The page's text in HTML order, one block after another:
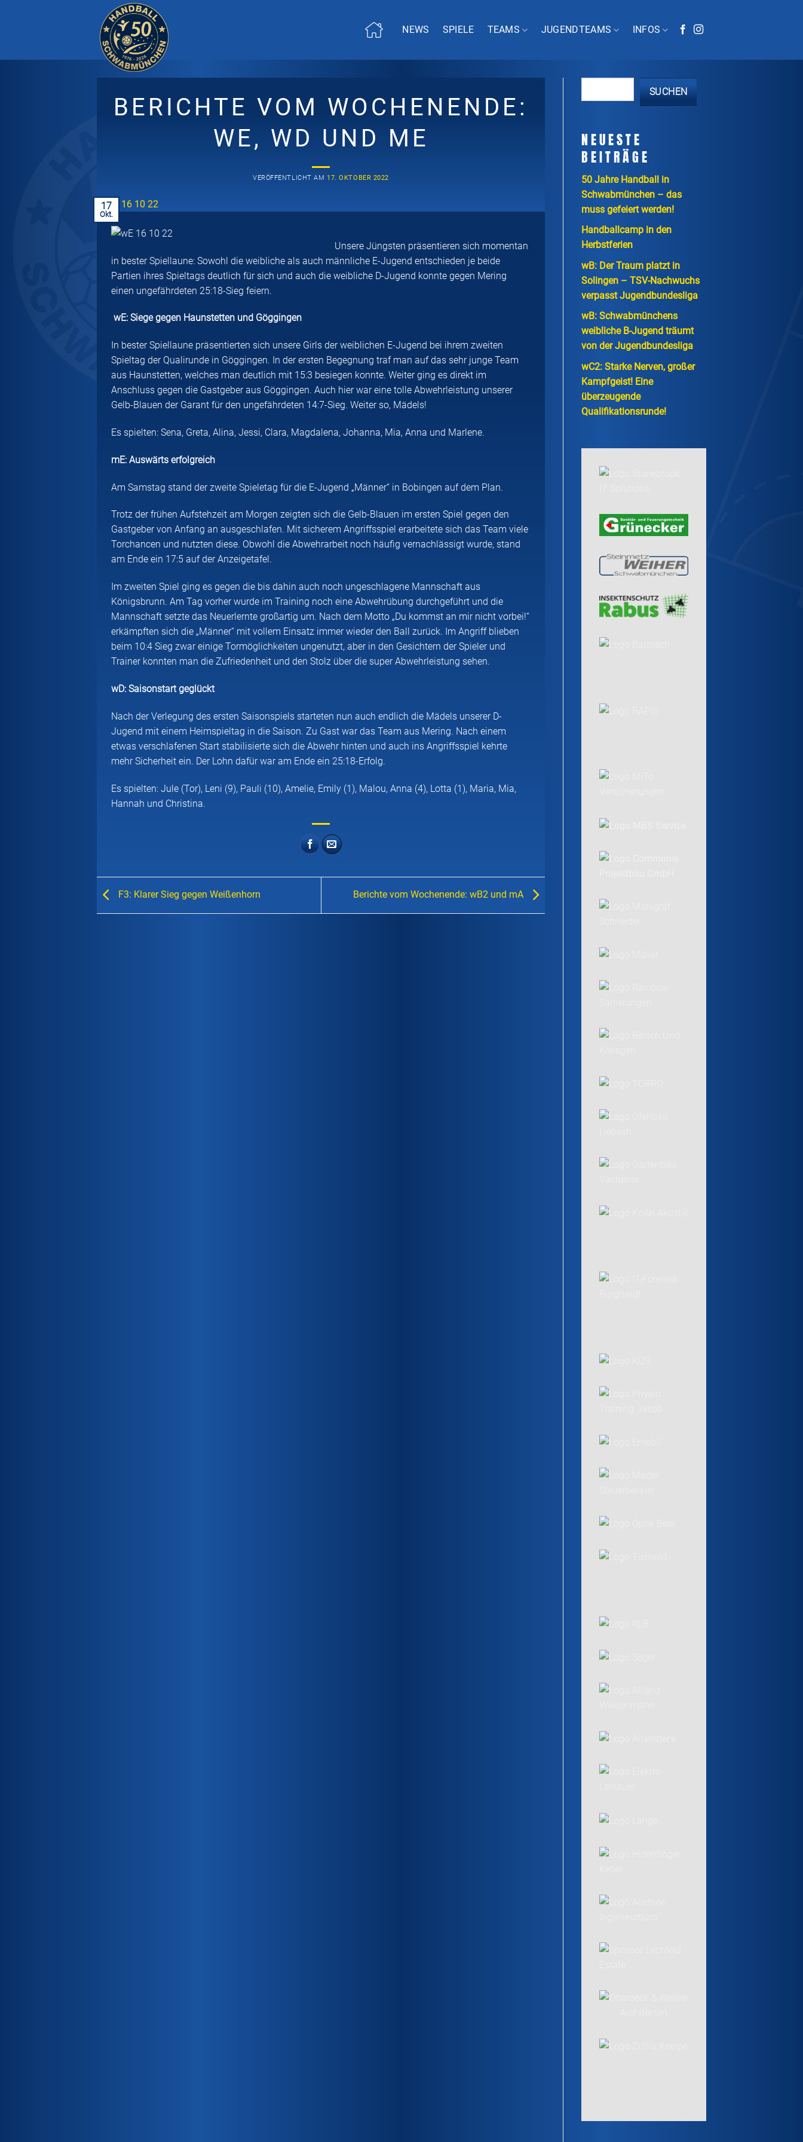
NEWS SPIELE TEAMS JUGENDTEAMS INFOS
BERICHTE VOM WOCHENENDE:
WE, WD UND ME
VERÖFFENTLICHT AM 17. OKTOBER 2022
17
Okt.
Unsere Jüngsten präsentieren sich momentan
in bester Spiellaune: Sowohl die weibliche als auch männliche E-Jugend entschieden je beide
Partien ihres Spieltags deutlich für sich und auch die weibliche D-Jugend konnte gegen Mering
einen ungefährdeten 25:18-Sieg feiern.
wE: Siege gegen Haunstetten und Göggingen
In bester Spiellaune präsentierten sich unsere Girls der weiblichen E-Jugend bei ihrem zweiten
Spieltag der Qualirunde in Göggingen. In der ersten Begegnung traf man auf das sehr junge Team
aus Haunstetten, welches man deutlich mit 15:3 besiegen konnte. Weiter ging es direkt im
Anschluss gegen die Gastgeber aus Göggingen. Auch hier war eine tolle Abwehrleistung unserer
Gelb-Blauen der Garant für den ungefährdeten 14:7-Sieg. Weiter so, Mädels!
Es spielten: Sena, Greta, Alina, Jessi, Clara, Magdalena, Johanna, Mia, Anna und Marlene.
mE: Auswärts erfolgreich
Am Samstag stand der zweite Spieletag für die E-Jugend „Männer“ in Bobingen auf dem Plan.
Trotz der frühen Aufstehzeit am Morgen zeigten sich die Gelb-Blauen im ersten Spiel gegen den
Gastgeber von Anfang an ausgeschlafen. Mit sicherem Angriffsspiel erarbeitete sich das Team viele
Torchancen und nutzten diese. Obwohl die Abwehrarbeit noch häufig vernachlässigt wurde, stand
am Ende ein 17:5 auf der Anzeigetafel.
Im zweiten Spiel ging es gegen die bis dahin auch noch ungeschlagene Mannschaft aus
Königsbrunn. Am Tag vorher wurde im Training noch eine Abwehrübung durchgeführt und die
Mannschaft setzte das Neuerlernte großartig um. Nach dem Motto „Du kommst an mir nicht vorbei!“
erkämpften sich die „Männer“ mit vollem Einsatz immer wieder den Ball zurück. Im Angriff blieben
beim 10:4 Sieg zwar einige Tormöglichkeiten ungenutzt, aber in den Gesichtern der Spieler und
Trainer konnten man die Zufriedenheit und den Stolz über die super Abwehrleistung sehen.
wD: Saisonstart geglückt
Nach der Verlegung des ersten Saisonspiels starteten nun auch endlich die Mädels unserer D-
Jugend mit einem Heimspieltag in die Saison. Zu Gast war das Team aus Mering. Nach einem
etwas verschlafenen Start stabilisierte sich die Abwehr hinten und auch ins Angriffsspiel kehrte
mehr Sicherheit ein. Der Lohn dafür war am Ende ein 25:18-Erfolg.
Es spielten: Jule (Tor), Leni (9), Pauli (10), Amelie, Emily (1), Malou, Anna (4), Lotta (1), Maria, Mia,
Hannah und Christina.
F3: Klarer Sieg gegen Weißenhorn Berichte vom Wochenende: wB2 und mA
SUCHEN
NEUESTE
BEITRÄGE
50 Jahre Handball in
Schwabmünchen – das
muss gefeiert werden!
Handballcamp in den
Herbstferien
wB: Der Traum platzt in
Solingen – TSV-Nachwuchs
verpasst Jugendbundesliga
wB: Schwabmünchens
weibliche B-Jugend träumt
von der Jugendbundesliga
wC2: Starke Nerven, großer
Kampfgeist! Eine
überzeugende
Qualifikationsrunde!